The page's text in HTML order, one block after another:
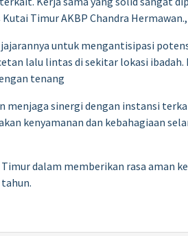
Timur AKBP Chandra Hermawan.,
untuk mengantisipasi
lalu lintas di sekitar lokasi ibadah.
tenang
sinergi dengan instansi
kenyamanan dan kebahagiaan
dalam memberikan rasa aman